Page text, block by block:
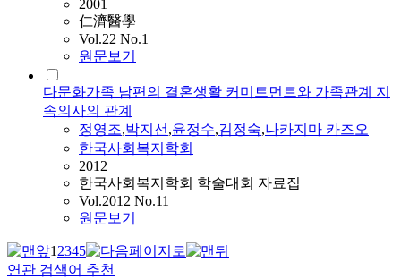
2001
仁濟醫學
Vol.22 No.1
원문보기
다문화가족 남편의 결혼생활 커미트먼트와 가족관계 지
속의사의 관계
정영조,박지선,윤정수,김정숙,나카지마 카즈오
한국사회복지학회
2012
한국사회복지학회 학술대회 자료집
Vol.2012 No.11
원문보기
12345
연관 검색어 추천